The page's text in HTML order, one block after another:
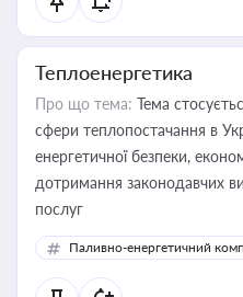
Теплоенергетика
Про що тема: Тема
сфери теплопостачання в
енергетичної безпеки,
дотримання законодавчих
послуг
Паливно-енергетичний